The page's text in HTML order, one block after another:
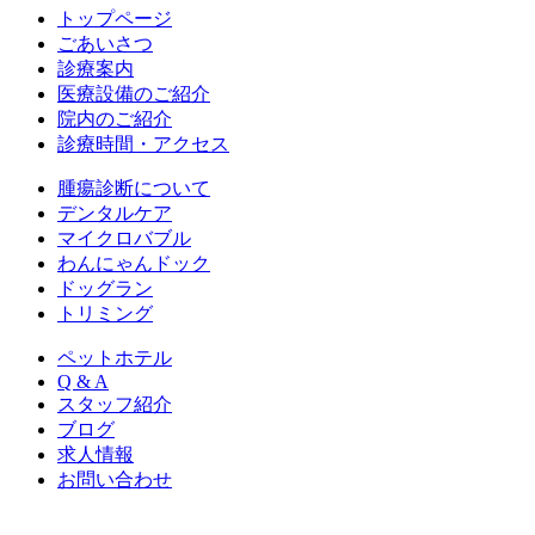
トップページ
ごあいさつ
診療案内
医療設備のご紹介
院内のご紹介
診療時間・アクセス
腫瘍診断について
デンタルケア
マイクロバブル
わんにゃんドック
ドッグラン
トリミング
ペットホテル
Q & A
スタッフ紹介
ブログ
求人情報
お問い合わせ